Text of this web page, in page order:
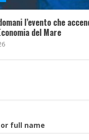
l’evento che
del Mare
full name